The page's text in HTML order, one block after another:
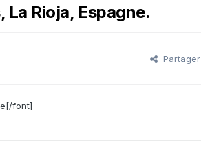
La Rioja, Espagne.
Partager
font]